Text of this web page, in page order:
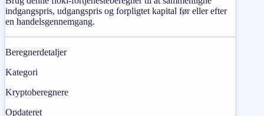
indgangspris, udgangspris og forpligtet kapital før eller efter
en handelsgennemgang.
Beregnerdetaljer
Kategori
Kryptoberegnere
Opdateret